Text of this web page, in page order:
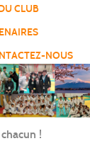
CLUB
NOUS
!